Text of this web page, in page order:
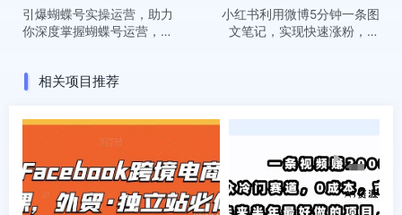
引爆蝴蝶号实操运营，助力
你深度掌握蝴蝶号运营，实
小红书利用微博5分钟一条图
文笔记，实现快速涨粉，商
相关项目推荐